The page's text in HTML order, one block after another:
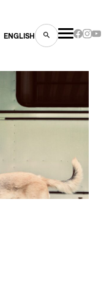
ENGLISH